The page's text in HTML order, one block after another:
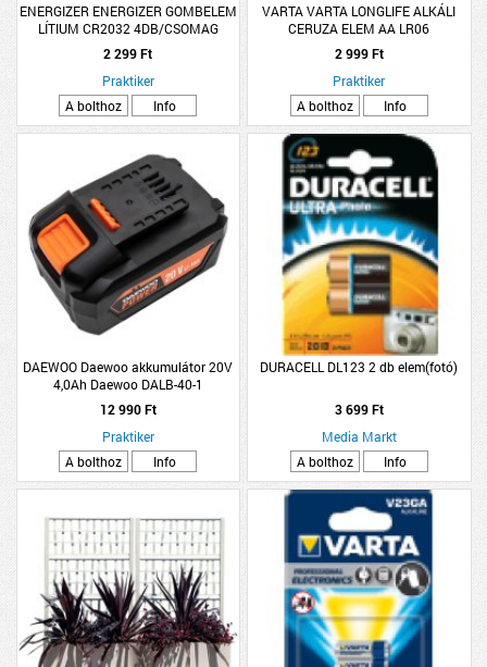
ENERGIZER ENERGIZER GOMBELEM
LÍTIUM CR2032 4DB/CSOMAG
2 299 Ft
Praktiker
A bolthoz
Info
VARTA VARTA LONGLIFE ALKÁLI
CERUZA ELEM AA LR06
10DB/CSOMAG
2 999 Ft
Praktiker
A bolthoz
Info
DAEWOO Daewoo akkumulátor 20V
4,0Ah Daewoo DALB-40-1
12 990 Ft
Praktiker
A bolthoz
Info
DURACELL DL123 2 db elem(fotó)
3 699 Ft
Media Markt
A bolthoz
Info